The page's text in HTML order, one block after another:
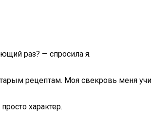
раз? — спросила я.
рецептам. Моя свекровь меня
характер.